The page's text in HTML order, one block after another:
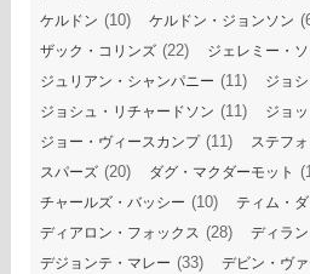
ケルドン (10) ケルドン・ジョンソン
ザック・コリンズ (22) ジェレミー・
ジュリアン・シャンパニー (11) ジョ
ジョシュ・リチャードソン (11) ジョ
ジョー・ヴィースカンプ(11) ステフ
スパーズ (20) ダグ・マクダーモット
チャールズ・バッシー (10) ティム・
ディアロン・フォックス (28) ディラ
デジョンテ・マレー (33) デビン・ヴ